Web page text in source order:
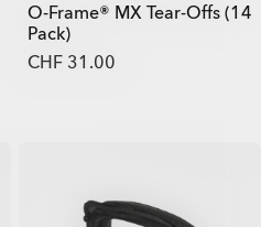
O-Frame® MX Tear-Offs (14
Pack)
CHF 31.00